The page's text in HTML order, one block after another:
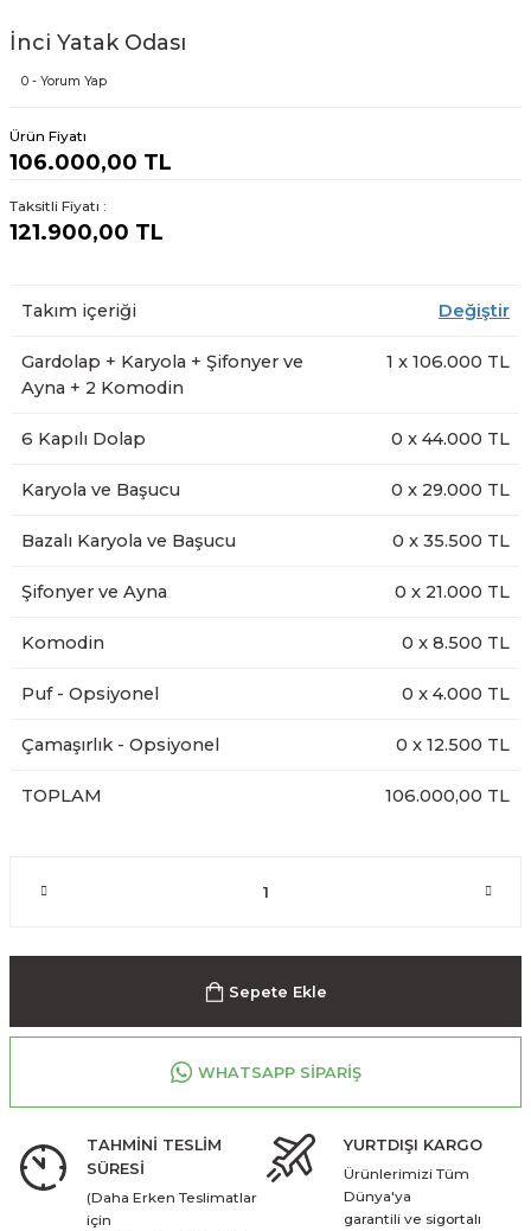
İnci Yatak Odası
0 - Yorum Yap
Ürün Fiyatı
106.000,00 TL
Taksitli Fiyatı :
121.900,00 TL
Takım içeriği Değiştir
Gardolap + Karyola + Şifonyer ve
Ayna + 2 Komodin
1 x 106.000 TL
6 Kapılı Dolap 0 x 44.000 TL
Karyola ve Başucu 0 x 29.000 TL
Bazalı Karyola ve Başucu 0 x 35.500 TL
Şifonyer ve Ayna 0 x 21.000 TL
Komodin 0 x 8.500 TL
Puf - Opsiyonel 0 x 4.000 TL
Çamaşırlık - Opsiyonel 0 x 12.500 TL
TOPLAM 106.000,00 TL
Sepete Ekle
WHATSAPP SİPARİŞ
TAHMİNİ TESLİM
SÜRESİ
(Daha Erken Teslimatlar
için
YURTDIŞI KARGO
Ürünlerimizi Tüm
Dünya'ya
garantili ve sigortalı